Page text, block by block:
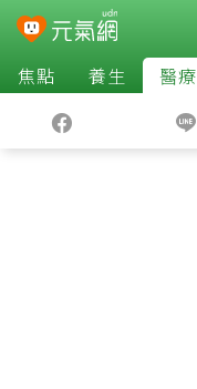
焦點 養生 醫療